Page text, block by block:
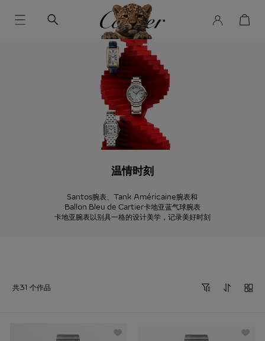
温情时刻
Santos腕表、Tank Américaine腕表和
Ballon Bleu de Cartier卡地亚蓝气球腕表
卡地亚腕表以别具一格的设计美学，记录美好时刻
共31 个作品